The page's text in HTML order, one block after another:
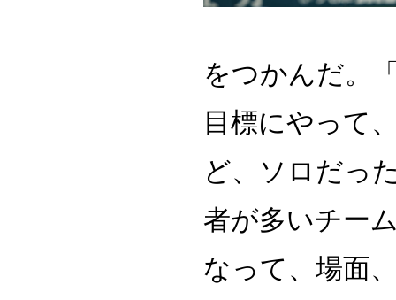
をつかんだ。
目標にやって
ど、ソロだっ
者が多いチー
なって、場面